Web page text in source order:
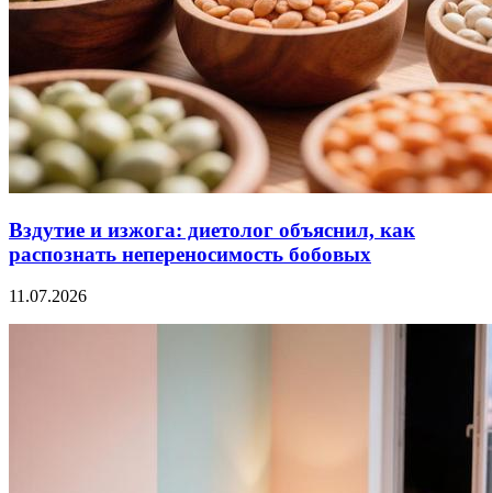
Вздутие и изжога: диетолог объяснил, как
распознать непереносимость бобовых
11.07.2026